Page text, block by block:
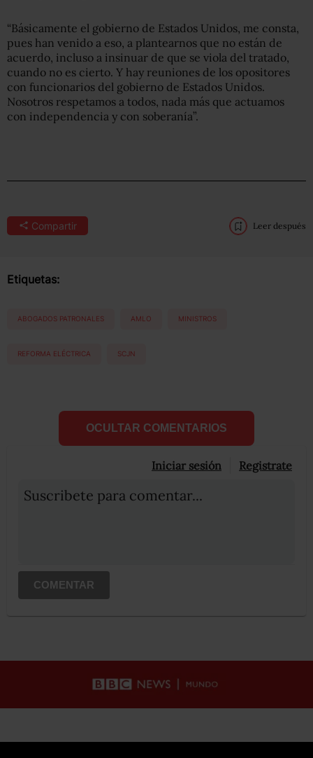
“Básicamente el gobierno de Estados Unidos, me consta,
pues han venido a eso, a plantearnos que no están de
acuerdo, incluso a insinuar de que se viola del tratado,
cuando no es cierto. Y hay reuniones de los opositores
con funcionarios del gobierno de Estados Unidos.
Nosotros respetamos a todos, nada más que actuamos
con independencia y con soberanía”.
Compartir Leer después
Etiquetas:
ABOGADOS PATRONALES AMLO MINISTROS
REFORMA ELÉCTRICA SCJN
OCULTAR COMENTARIOS
Iniciar sesión Registrate
Suscribete para comentar...
COMENTAR